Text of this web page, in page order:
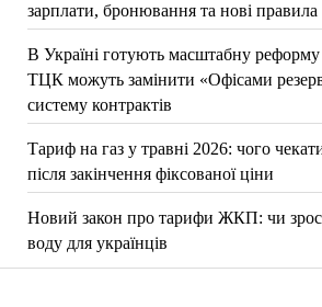
зарплати, бронювання та нові правила
В Україні готують масштабну реформу
ТЦК можуть замінити «Офісами
систему контрактів
Тариф на газ у травні 2026: чого
після закінчення фіксованої ціни
Новий закон про тарифи ЖКП: чи
воду для українців